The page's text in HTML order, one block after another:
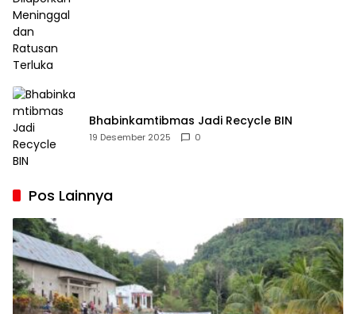
Bhabinkamtibmas Jadi Recycle BIN
19 Desember 2025 0
Pos Lainnya